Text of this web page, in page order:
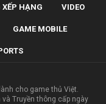
XẾP HẠNG VIDEO
GAME MOBILE
cho game thủ Việt.
và Truyền thông cấp ngày